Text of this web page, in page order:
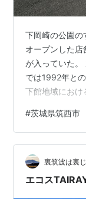
下岡崎の公園の
オープンした
が入っていた
では1992年と
下館地域におけ
置くローカルチ
を取り扱って
ンプライスシ
格が異なってい
字が残る。
#茨城県筑西市
裏筑波は裏
エコス